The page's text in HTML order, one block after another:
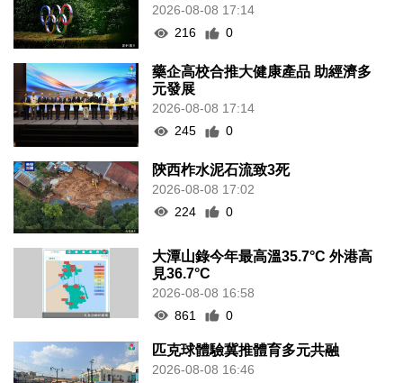
2026-08-08 17:14
216
0
藥企高校合推大健康產品 助經濟多
元發展
2026-08-08 17:14
245
0
陝西柞水泥石流致3死
2026-08-08 17:02
224
0
大潭山錄今年最高溫35.7°C 外港高
見36.7°C
2026-08-08 16:58
861
0
匹克球體驗冀推體育多元共融
2026-08-08 16:46